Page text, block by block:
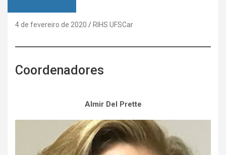
4 de fevereiro de 2020 RIHS UFSCar
Coordenadores
Almir Del Prette